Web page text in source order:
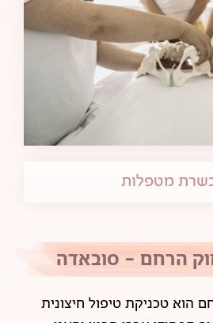
מטפלות
הרחם - סובאדה
הוא טכניקת טיפול חיצונית